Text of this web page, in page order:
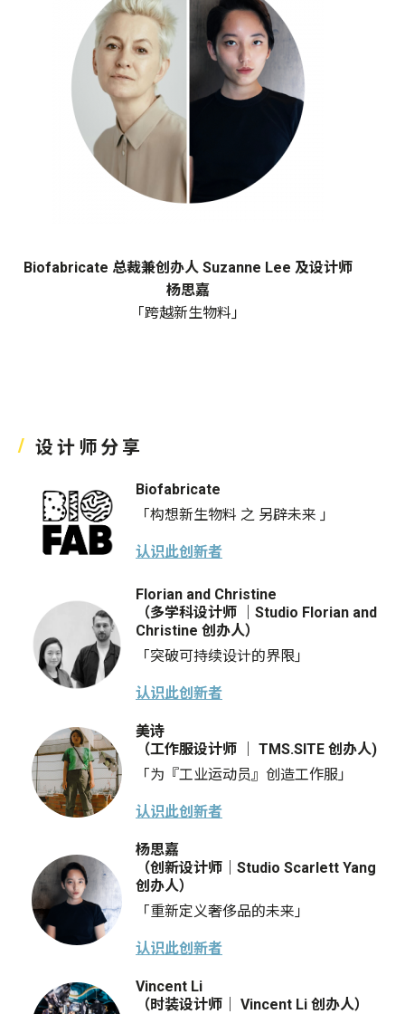
Biofabricate 总裁兼创办人 Suzanne Lee 及设计师
杨思嘉
「跨越新生物料」
设计师分享
Biofabricate
「构想新生物料 之 另辟未来 」
认识此创新者
Florian and Christine
（多学科设计师 ｜Studio Florian and
Christine 创办人）
「突破可持续设计的界限」
认识此创新者
美诗
（工作服设计师 ｜ TMS.SITE 创办人)
「为『工业运动员』创造工作服」
认识此创新者
杨思嘉
（创新设计师｜Studio Scarlett Yang
创办人）
「重新定义奢侈品的未来」
认识此创新者
Vincent Li
（时装设计师｜ Vincent Li 创办人）